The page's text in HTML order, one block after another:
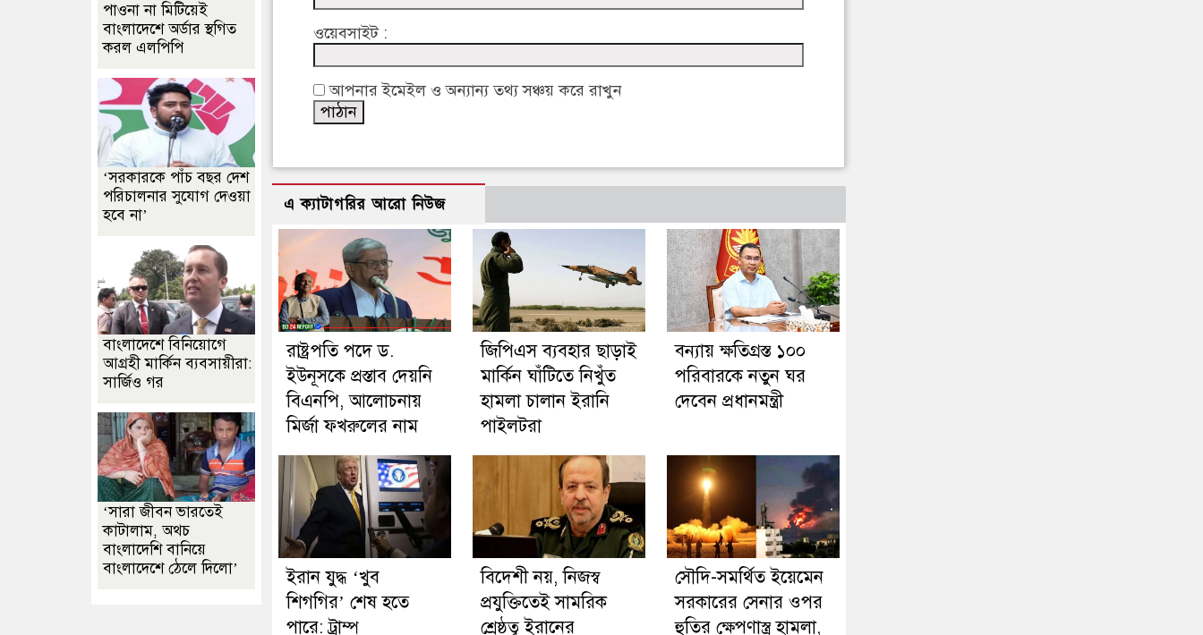
ওয়েবসাইট :
আপনার ইমেইল ও অন্যান্য তথ্য সঞ্চয় করে রাখুন
এ ক্যাটাগরির আরো নিউজ
রাষ্ট্রপতি পদে ড.
ইউনূসকে প্রস্তাব দেয়নি
বিএনপি, আলোচনায়
মির্জা ফখরুলের নাম
জিপিএস ব্যবহার ছাড়াই
মার্কিন ঘাঁটিতে নিখুঁত
হামলা চালান ইরানি
পাইলটরা
বন্যায় ক্ষতিগ্রস্ত ১০০
পরিবারকে নতুন ঘর
দেবেন প্রধানমন্ত্রী
ইরান যুদ্ধ ‘খুব
শিগগির’ শেষ হতে
পারে: ট্রাম্প
বিদেশী নয়, নিজস্ব
প্রযুক্তিতেই সামরিক
শ্রেষ্ঠত্ব ইরানের
সৌদি-সমর্থিত ইয়েমেন
সরকারের সেনার ওপর
হুতির ক্ষেপণাস্ত্র হামলা,
পাওনা না মিটিয়েই
বাংলাদেশে অর্ডার স্থগিত
করল এলপিপি
‘সরকারকে পাঁচ বছর দেশ
পরিচালনার সুযোগ দেওয়া
হবে না’
বাংলাদেশে বিনিয়োগে
আগ্রহী মার্কিন ব্যবসায়ীরা:
সার্জিও গর
‘সারা জীবন ভারতেই
কাটালাম, অথচ
বাংলাদেশি বানিয়ে
বাংলাদেশে ঠেলে দিলো’